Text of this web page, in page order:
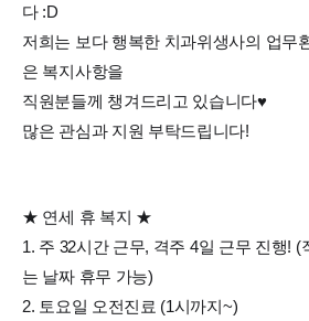
다 :D
저희는 보다 행복한 치과위생사의 업무
은 복지사항을
직원분들께 챙겨드리고 있습니다♥
많은 관심과 지원 부탁드립니다!
★ 연세 휴 복지 ★
1. 주 32시간 근무, 격주 4일 근무 진행!
는 날짜 휴무 가능)
2. 토요일 오전진료 (1시까지~)